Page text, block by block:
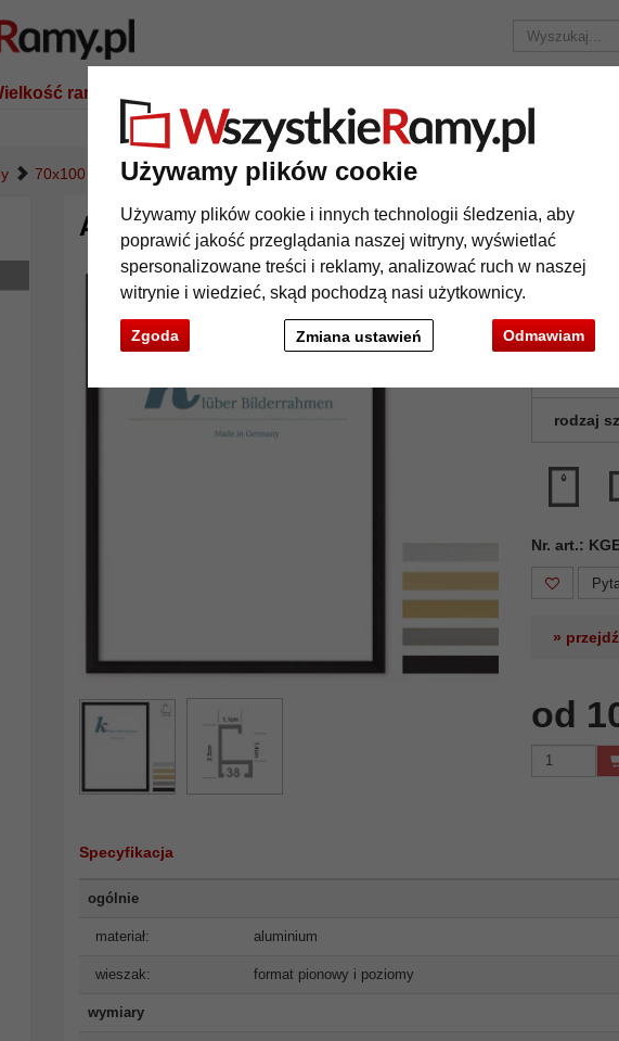
Używamy plików cookie
Używamy plików cookie i innych technologii śledzenia, aby
poprawić jakość przeglądania naszej witryny, wyświetlać
spersonalizowane treści i reklamy, analizować ruch w naszej
witrynie i wiedzieć, skąd pochodzą nasi użytkownicy.
Zgoda Odmawiam
Zmiana ustawień
ramy
Tylko 25,95 zł za wysyłkę.
70x100 cm Aluminowe ramy do obrazów Javier
Aluminowe ramy do obrazów Javier
format:
rodzaj
Nr. art.:
»
od
Specyfikacja
ogólnie
materiał: aluminium
wieszak: format pionowy i poziomy
wymiary